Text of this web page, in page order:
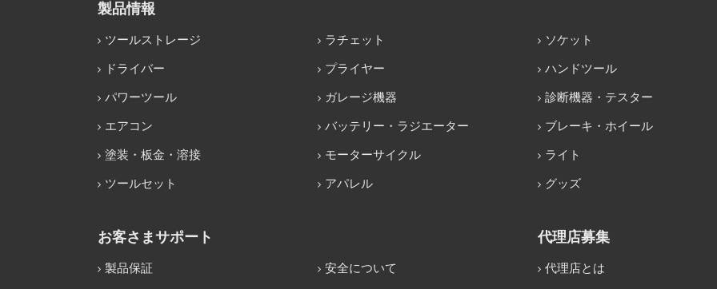
製品情報
ツールストレージ ラチェット ソケット
ドライバー プライヤー ハンドツール
パワーツール ガレージ機器 診断機器・テスター
エアコン バッテリー・ラジエーター ブレーキ・ホイール
塗装・板金・溶接 モーターサイクル ライト
ツールセット アパレル グッズ
お客さまサポート
製品保証 安全について
代理店募集
代理店とは